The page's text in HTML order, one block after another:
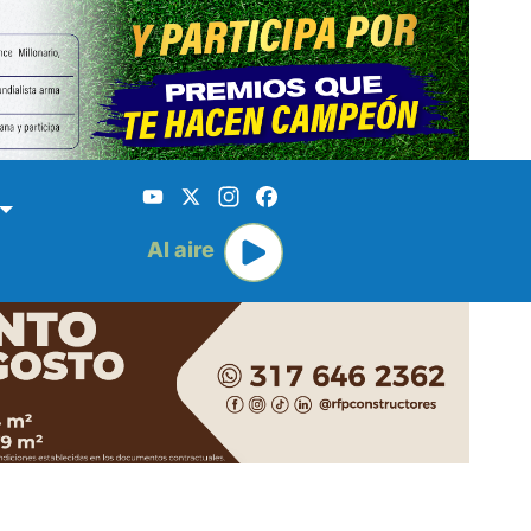
YouTube
X Instagram
Al aire